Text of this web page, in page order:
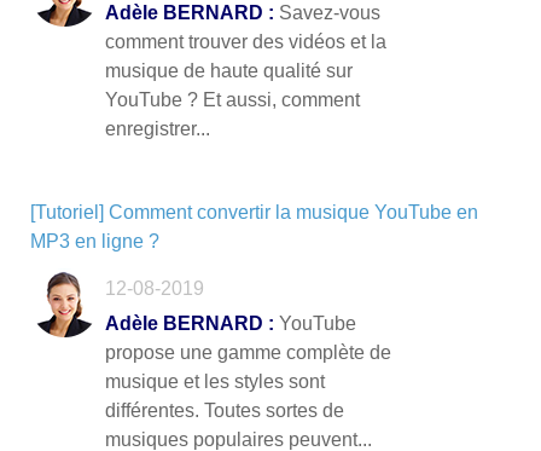
Adèle BERNARD : Savez-vous
comment trouver des vidéos et la
musique de haute qualité sur
YouTube ? Et aussi, comment
enregistrer...
[Tutoriel] Comment convertir la musique YouTube en
MP3 en ligne ?
12-08-2019
Adèle BERNARD : YouTube
propose une gamme complète de
musique et les styles sont
différentes. Toutes sortes de
musiques populaires peuvent...